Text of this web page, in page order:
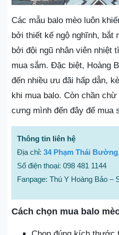
Các mẫu balo mèo luôn
bởi thiết kế ngộ nghĩnh, bắt
bởi đội ngũ nhân viên nhiệt
mua sắm. Đặc biệt, Hoàng
đến nhiều ưu đãi hấp dẫn,
khi mua balo. Còn chần
cưng mình đến đây để mua
Thông tin liên hệ
Địa chỉ: 34 Phạm Thái
Số điện thoại: 098 481 1144
Fanpage: Thú Y Hoàng Bảo –
Cách chọn mua balo